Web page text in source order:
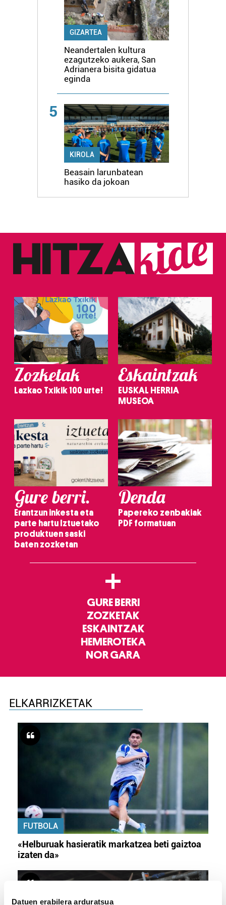
Datuen erabilera arduratsua
GIZARTEA
Neandertalen kultura
ezagutzeko aukera, San
Adrianera bisita gidatua
eginda
5
KIROLA
Beasain larunbatean
hasiko da jokoan
Zozketak
Lazkao Txikik 100 urte!
Eskaintzak
EUSKAL HERRIA
MUSEOA
Gure berri.
Erantzun inkesta eta
parte hartu Iztuetako
produktuen saski
baten zozketan
Denda
Papereko zenbakiak
PDF formatuan
+
GURE BERRI
ZOZKETAK
ESKAINTZAK
HEMEROTEKA
NOR GARA
ELKARRIZKETAK
FUTBOLA
«Helburuak hasieratik markatzea beti gaiztoa
izaten da»